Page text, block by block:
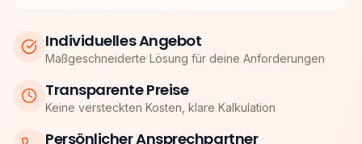
Individuelles Angebot
Maßgeschneiderte Lösung für deine Anforderungen
Transparente Preise
Keine versteckten Kosten, klare Kalkulation
Persönlicher Ansprechpartner